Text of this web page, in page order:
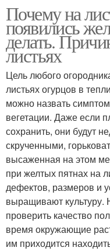
Почему на
появились
делать.
листьях
Цель любого
листьях огурцов в
можно назвать
вегетации. Даже если
сохранить, они будут
скрученными,
высаженная на этом
при желтых пятнах на
дефектов, размеров и
выращивают культуру.
проверить качество
время окружающие
им приходится